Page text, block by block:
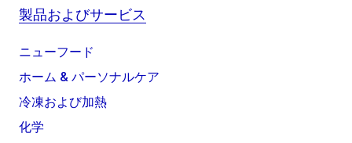
製品およびサービス
ニューフード
ホーム & パーソナルケア
冷凍および加熱
化学